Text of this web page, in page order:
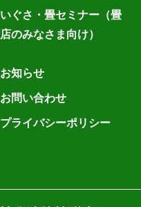
いぐさ・畳セミナー（畳
店のみなさま向け）
お知らせ
お問い合わせ
プライバシーポリシー